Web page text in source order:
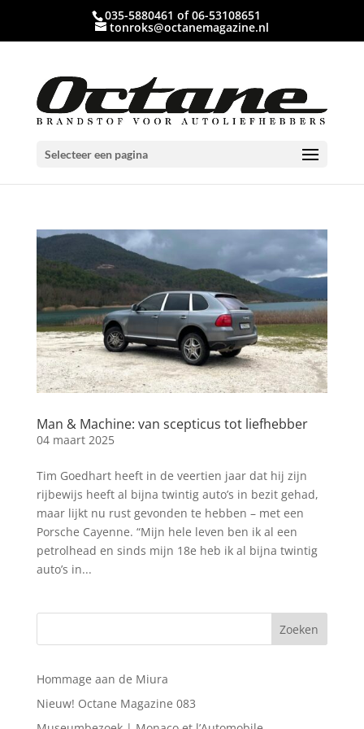
035-5880461 of 06-53108651
tonroks@octanemagazine.nl
Selecteer een pagina
Man & Machine: van scepticus tot liefhebber
04 maart 2025
Tim Goedhart heeft in de veertien jaar dat hij zijn
rijbewijs heeft al bijna twintig auto’s in bezit gehad,
maar lijkt nu rust gevonden te hebben – met een
Porsche Cayenne. “Mijn hele leven ben ik al een
petrolhead en sinds mijn 18e heb ik al bijna twintig
auto’s in...
Hommage aan de Miura
Nieuw! Octane Magazine 083